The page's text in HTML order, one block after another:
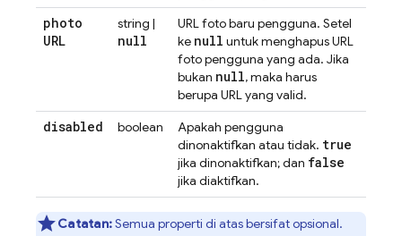
photo
URL
string |
null
URL foto baru pengguna. Setel
ke null untuk menghapus URL
foto pengguna yang ada. Jika
bukan null, maka harus
berupa URL yang valid.
disabled boolean
Apakah pengguna
dinonaktifkan atau tidak. true
jika dinonaktifkan; dan false
jika diaktifkan.
Catatan:Semua properti di atas bersifat opsional.